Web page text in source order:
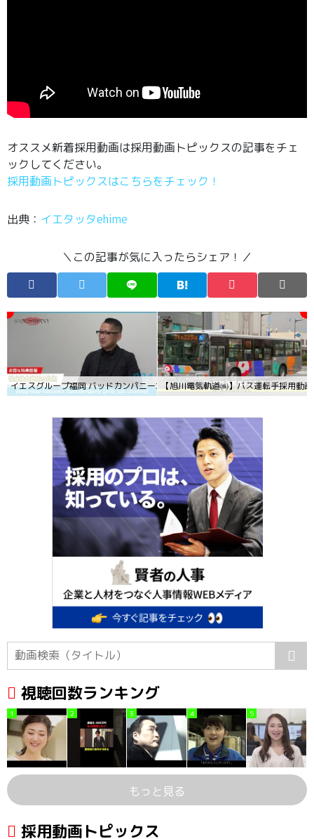
オススメ新着採用動画は採用動画トピックスの記事をチェ
ックしてください。
採用動画トピックスはこちらをチェック！
出典： イエタッタehime
＼この記事が気に入ったらシェア！／
【旭川電気軌道㈱】バス運転手採用動画
イエスグループ福岡 バッドカンパニー求人動画034『12月限定入店特典編①』
視聴回数ランキング
1 2 3 4 5
もっと見る
採用動画トピックス